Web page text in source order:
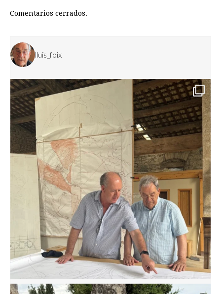
Comentarios cerrados.
lluis_foix